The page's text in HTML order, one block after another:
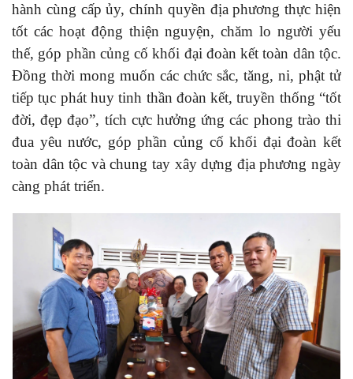
hành cùng cấp ủy, chính quyền địa phương thực hiện
tốt các hoạt động thiện nguyện, chăm lo người yếu
thế, góp phần củng cố khối đại đoàn kết toàn dân tộc.
Đồng thời mong muốn các chức sắc, tăng, ni, phật tử
tiếp tục phát huy tinh thần đoàn kết, truyền thống “tốt
đời, đẹp đạo”, tích cực hưởng ứng các phong trào thi
đua yêu nước, góp phần củng cố khối đại đoàn kết
toàn dân tộc và chung tay xây dựng địa phương ngày
càng phát triển.